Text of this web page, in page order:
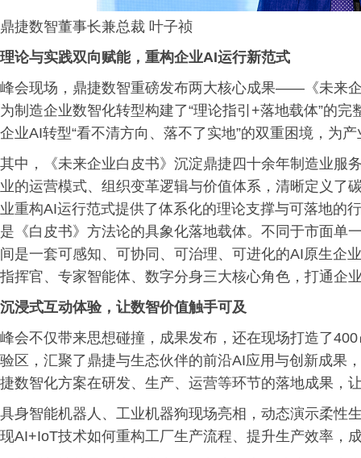
鼎捷数智董事长兼总裁 叶子祯
理论与实践双向赋能，重构企业AI运行新范式
峰会现场，鼎捷数智重磅发布两大核心成果——《未来
为制造企业数智化转型构建了“理论指引+落地载体”的
企业AI转型“看不清方向、落不了实地”的双重困境，为
其中，《未来企业白皮书》沉淀鼎捷四十余年制造业服
业的运营模式、组织变革逻辑与价值体系，清晰定义了
业重构AI运行范式提供了体系化的理论支撑与可落地的
是《白皮书》方法论的具象化落地载体。不同于市面单
间是一套可感知、可协同、可治理、可进化的AI原生企
指挥官、专家智能体、数字分身三大核心角色，打通企
沉浸式互动体验，让数智价值触手可及
峰会不仅带来思想碰撞，成果发布，还在现场打造了
验区，汇聚了鼎捷与生态伙伴的前沿AI应用与创新成果
捷数智化方案在研发、生产、运营等环节的落地成果，
具身智能机器人、工业机器狗现场亮相，动态演示柔性
现AI+IoT技术如何重构工厂生产流程、提升生产效率，